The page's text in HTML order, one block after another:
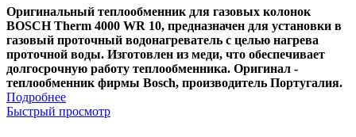
Оригинальный теплообменник для газовых колонок
BOSCH Therm 4000 WR 10, предназначен для установки в
газовый проточный водонагреватель с целью нагрева
проточной воды. Изготовлен из меди, что обеспечивает
долгосрочную работу теплообменника. Оригинал -
теплообменник фирмы Bosch, производитель Португалия.
Подробнее
Быстрый просмотр